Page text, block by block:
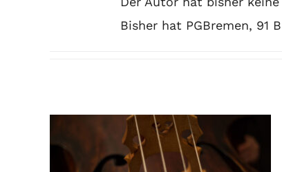
Bisher hat PGBremen, 91